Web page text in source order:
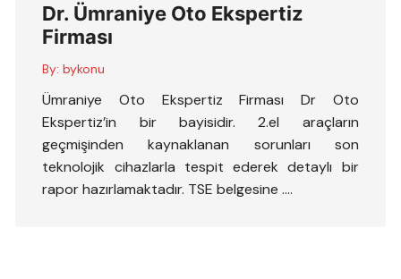
Dr. Ümraniye Oto Ekspertiz
Firması
By: bykonu
Ümraniye Oto Ekspertiz Firması Dr Oto
Ekspertiz’in bir bayisidir. 2.el araçların
geçmişinden kaynaklanan sorunları son
teknolojik cihazlarla tespit ederek detaylı bir
rapor hazırlamaktadır. TSE belgesine ….